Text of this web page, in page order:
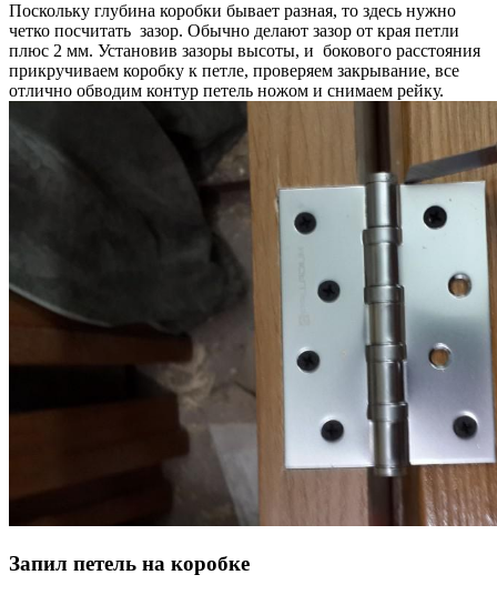
Поскольку глубина коробки бывает разная, то здесь нужно
четко посчитать зазор. Обычно делают зазор от края петли
плюс 2 мм. Установив зазоры высоты, и бокового расстояния
прикручиваем коробку к петле, проверяем закрывание, все
отлично обводим контур петель ножом и снимаем рейку.
Запил петель на коробке